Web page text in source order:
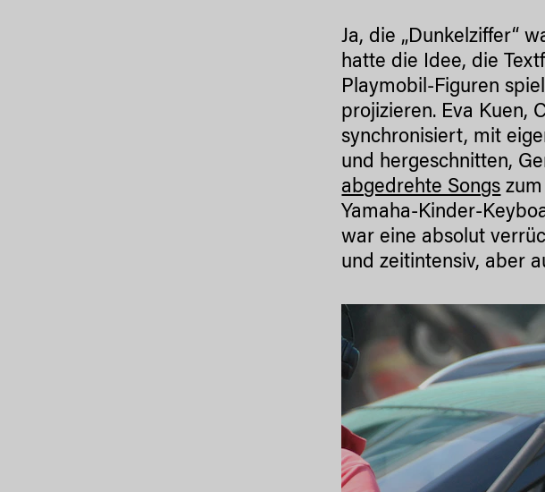
Ja, die „Dunkelziffer“
hatte die Idee, die
Playmobil-Figuren
projizieren. Eva Kuen,
synchronisiert, mit
und hergeschnitten,
abgedrehte Songs
Yamaha-Kinder-
war eine absolut
und zeitintensiv, aber